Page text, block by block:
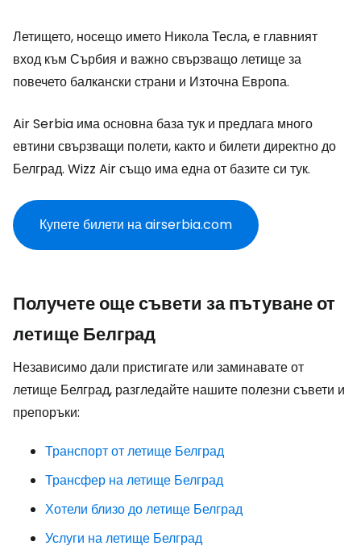
Летището, носещо името Никола Тесла, е главният
вход към Сърбия и важно свързващо летище за
повечето балкански страни и Източна Европа.
Air Serbia има основна база тук и предлага много
евтини свързващи полети, както и билети директно до
Белград. Wizz Air също има една от базите си тук.
Купете билети на airserbia.com
Получете още съвети за пътуване от
летище Белград
Независимо дали пристигате или заминавате от
летище Белград, разгледайте нашите полезни съвети и
препоръки:
Транспорт от летище Белград
Трансфер на летище Белград
Хотели близо до летище Белград
Услуги на летище Белград